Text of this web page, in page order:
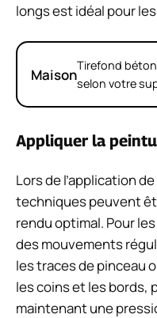
longs est idéal pour
MaisonTirefond
selon votre
Appliquer la
Lors de l’application
techniques peuvent
rendu optimal. Pour
des mouvements
les traces de pinceau
les coins et les bords,
maintenant une